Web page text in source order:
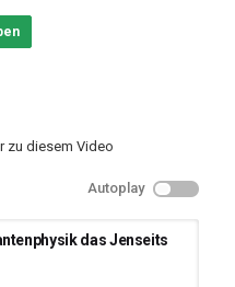
zu diesem Video
Autoplay
das Jenseits